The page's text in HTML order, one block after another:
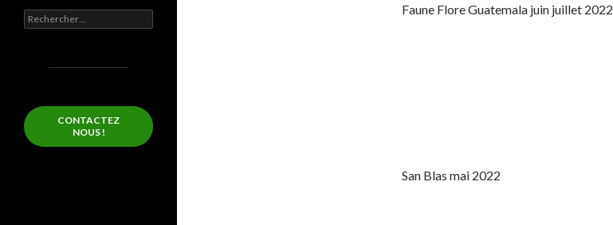
Faune Flore Guatemala juin juillet 2022
San Blas mai 2022
Rechercher :
CONTACTEZ
NOUS !